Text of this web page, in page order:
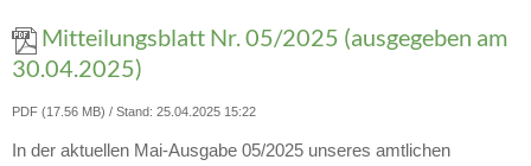
Mitteilungsblatt Nr. 05/2025 (ausgegeben am
30.04.2025)
PDF (17.56 MB) Stand: 25.04.2025 15:22
In der aktuellen Mai-Ausgabe 05/2025 unseres amtlichen